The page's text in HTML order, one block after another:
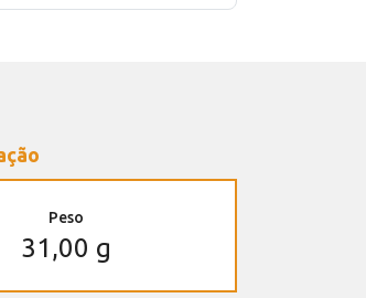
Peso
31,00 g